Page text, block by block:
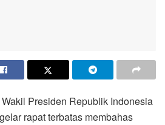
Presiden Republik Indonesia
rapat terbatas membahas